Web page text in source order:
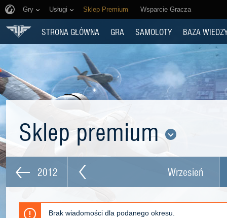
Gry Usługi Sklep Premium Wsparcie Gracza
STRONA GŁÓWNA GRA SAMOLOTY BAZA
Sklep premium
2012 Wrzesień
Brak wiadomości dla podanego okresu.